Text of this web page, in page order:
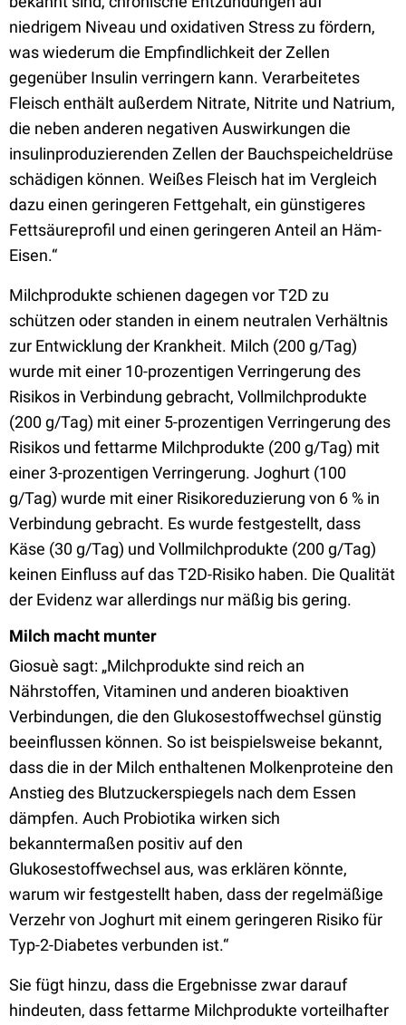
niedrigem Niveau und oxidativen Stress zu fördern,
was wiederum die Empfindlichkeit der Zellen
gegenüber Insulin verringern kann. Verarbeitetes
Fleisch enthält außerdem Nitrate, Nitrite und Natrium,
die neben anderen negativen Auswirkungen die
insulinproduzierenden Zellen der Bauchspeicheldrüse
schädigen können. Weißes Fleisch hat im Vergleich
dazu einen geringeren Fettgehalt, ein günstigeres
Fettsäureprofil und einen geringeren Anteil an Häm-
Eisen.“
Milchprodukte schienen dagegen vor T2D zu
schützen oder standen in einem neutralen Verhältnis
zur Entwicklung der Krankheit. Milch (200 g/Tag)
wurde mit einer 10-prozentigen Verringerung des
Risikos in Verbindung gebracht, Vollmilchprodukte
(200 g/Tag) mit einer 5-prozentigen Verringerung des
Risikos und fettarme Milchprodukte (200 g/Tag) mit
einer 3-prozentigen Verringerung. Joghurt (100
g/Tag) wurde mit einer Risikoreduzierung von 6 % in
Verbindung gebracht. Es wurde festgestellt, dass
Käse (30 g/Tag) und Vollmilchprodukte (200 g/Tag)
keinen Einfluss auf das T2D-Risiko haben. Die Qualität
der Evidenz war allerdings nur mäßig bis gering.
Milch macht munter
Giosuè sagt: „Milchprodukte sind reich an
Nährstoffen, Vitaminen und anderen bioaktiven
Verbindungen, die den Glukosestoffwechsel günstig
beeinflussen können. So ist beispielsweise bekannt,
dass die in der Milch enthaltenen Molkenproteine den
Anstieg des Blutzuckerspiegels nach dem Essen
dämpfen. Auch Probiotika wirken sich
bekanntermaßen positiv auf den
Glukosestoffwechsel aus, was erklären könnte,
warum wir festgestellt haben, dass der regelmäßige
Verzehr von Joghurt mit einem geringeren Risiko für
Typ-2-Diabetes verbunden ist.“
Sie fügt hinzu, dass die Ergebnisse zwar darauf
hindeuten, dass fettarme Milchprodukte vorteilhafter